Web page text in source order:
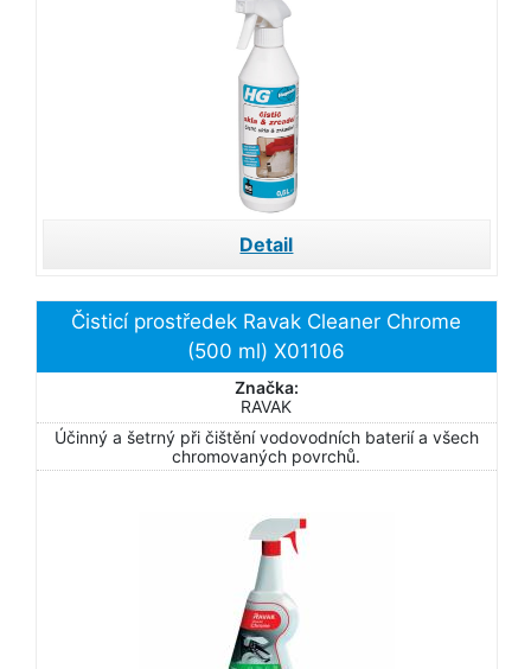
Detail
Čisticí prostředek Ravak Cleaner Chrome
(500 ml) X01106
Značka:
RAVAK
Účinný a šetrný při čištění vodovodních baterií a všech
chromovaných povrchů.